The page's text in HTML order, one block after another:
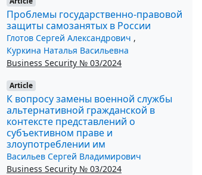
Проблемы государственно-правовой
защиты самозанятых в России
Глотов Сергей Александрович ,
Куркина Наталья Васильевна
Business Security № 03/2024
Article
К вопросу замены военной службы
альтернативной гражданской в
контексте представлений о
субъективном праве и
злоупотреблении им
Васильев Сергей Владимирович
Business Security № 03/2024